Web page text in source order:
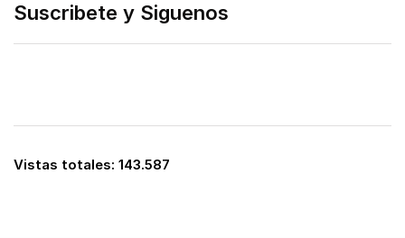
Suscribete y Siguenos
Vistas totales: 143.587